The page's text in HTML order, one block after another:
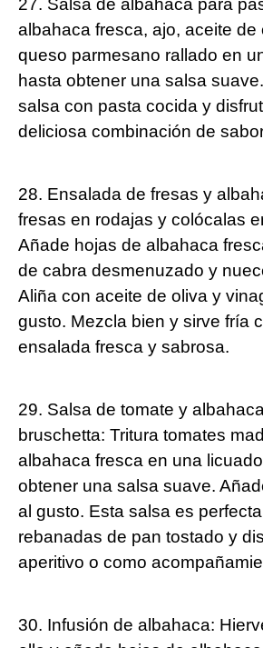
27. Salsa de albahaca para
albahaca fresca, ajo, aceite de
queso parmesano rallado en
hasta obtener una salsa
salsa con pasta cocida y
deliciosa combinación de
28. Ensalada de fresas y
fresas en rodajas y colócalas
Añade hojas de albahaca
de cabra desmenuzado y
Aliña con aceite de oliva y
gusto. Mezcla bien y sirve fría
ensalada fresca y sabrosa.
29. Salsa de tomate y
bruschetta: Tritura tomates
albahaca fresca en una
obtener una salsa suave.
al gusto. Esta salsa es
rebanadas de pan tostado y
aperitivo o como
30. Infusión de albahaca: